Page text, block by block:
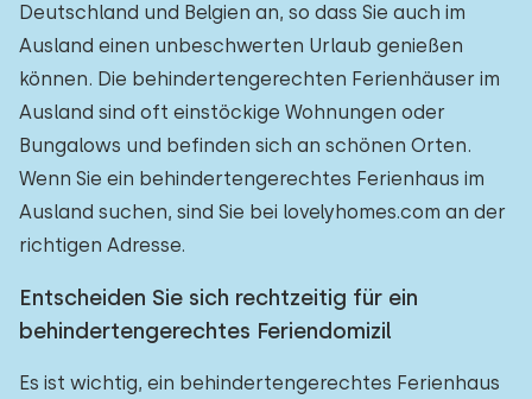
Deutschland und Belgien an, so dass Sie auch im
Ausland einen unbeschwerten Urlaub genießen
können. Die behindertengerechten Ferienhäuser im
Ausland sind oft einstöckige Wohnungen oder
Bungalows und befinden sich an schönen Orten.
Wenn Sie ein behindertengerechtes Ferienhaus im
Ausland suchen, sind Sie bei lovelyhomes.com an der
richtigen Adresse.
Entscheiden Sie sich rechtzeitig für ein
behindertengerechtes Feriendomizil
Es ist wichtig, ein behindertengerechtes Ferienhaus